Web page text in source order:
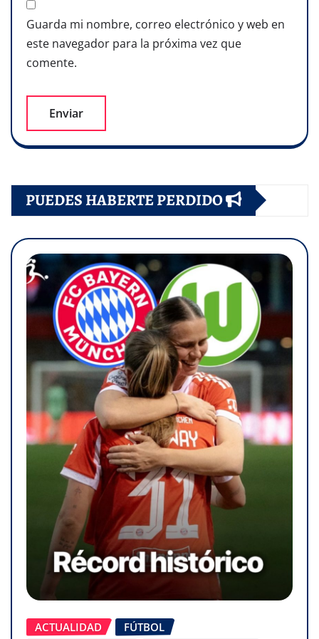
Guarda mi nombre, correo electrónico y web en
este navegador para la próxima vez que
comente.
PUEDES HABERTE PERDIDO
ACTUALIDAD
FÚTBOL